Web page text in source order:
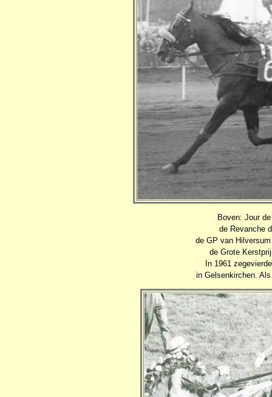
Boven: Jour
de Revanche
de GP van
de Grote
In 1961
in Gelsenkirchen.